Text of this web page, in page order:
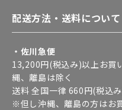
配送方法・送料について
・佐川急便
13,200円(税込み)以上お買
縄、離島は除く
送料 全国一律 660円(税込
※但し沖縄、離島の方はお